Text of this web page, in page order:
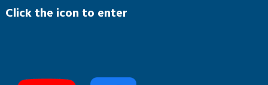
Click the icon to enter